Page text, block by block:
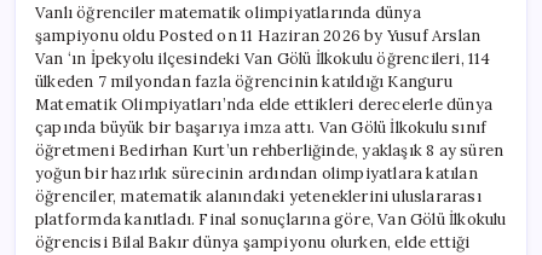
Vanlı öğrenciler matematik olimpiyatlarında dünya
şampiyonu oldu Posted on 11 Haziran 2026 by Yusuf Arslan
Van ‘ın İpekyolu ilçesindeki Van Gölü İlkokulu öğrencileri, 114
ülkeden 7 milyondan fazla öğrencinin katıldığı Kanguru
Matematik Olimpiyatları’nda elde ettikleri derecelerle dünya
çapında büyük bir başarıya imza attı. Van Gölü İlkokulu sınıf
öğretmeni Bedirhan Kurt’un rehberliğinde, yaklaşık 8 ay süren
yoğun bir hazırlık sürecinin ardından olimpiyatlara katılan
öğrenciler, matematik alanındaki yeteneklerini uluslararası
platformda kanıtladı. Final sonuçlarına göre, Van Gölü İlkokulu
öğrencisi Bilal Bakır dünya şampiyonu olurken, elde ettiği